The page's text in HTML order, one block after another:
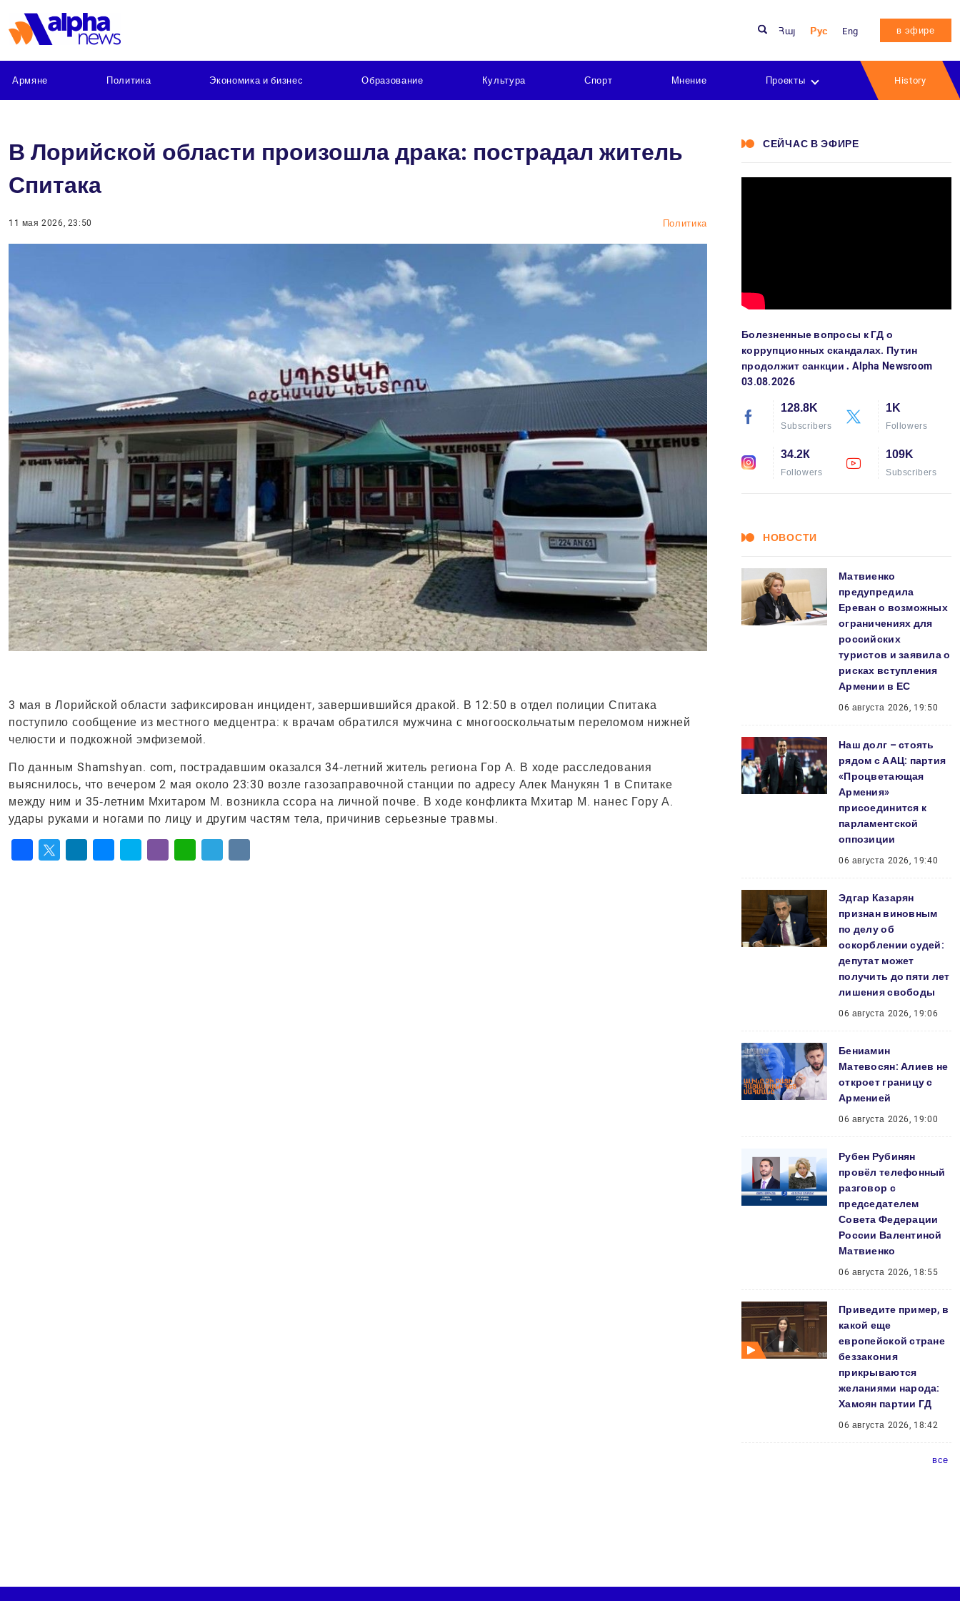
Հայ Рус Eng в эфире
Армяне Политика Экономика и бизнес Образование Культура Спорт Мнение Проекты History
В Лорийской области произошла драка: пострадал житель
Спитака
11 мая 2026, 23:50 Политика
3 мая в Лорийской области зафиксирован инцидент, завершившийся дракой. В 12:50 в отдел полиции Спитака
поступило сообщение из местного медцентра: к врачам обратился мужчина с многооскольчатым переломом нижней
челюсти и подкожной эмфиземой.
По данным Shamshyan. com, пострадавшим оказался 34‑летний житель региона Гор А. В ходе расследования
выяснилось, что вечером 2 мая около 23:30 возле газозаправочной станции по адресу Алек Манукян 1 в Спитаке
между ним и 35‑летним Мхитаром М. возникла ссора на личной почве. В ходе конфликта Мхитар М. нанес Гору А.
удары руками и ногами по лицу и другим частям тела, причинив серьезные травмы.
СЕЙЧАС В ЭФИРЕ
Болезненные вопросы к ГД о
коррупционных скандалах. Путин
продолжит санкции․ Alpha Newsroom
03.08.2026
128.8K
Subscribers
1K
Followers
34.2К
Followers
109K
Subscribers
НОВОСТИ
Матвиенко
предупредила
Ереван о возможных
ограничениях для
российских
туристов и заявила о
рисках вступления
Армении в ЕС
06 августа 2026, 19:50
Наш долг – стоять
рядом с ААЦ: партия
«Процветающая
Армения»
присоединится к
парламентской
оппозиции
06 августа 2026, 19:40
Эдгар Казарян
признан виновным
по делу об
оскорблении судей:
депутат может
получить до пяти лет
лишения свободы
06 августа 2026, 19:06
Бениамин
Матевосян: Алиев не
откроет границу с
Арменией
06 августа 2026, 19:00
Рубен Рубинян
провёл телефонный
разговор с
председателем
Совета Федерации
России Валентиной
Матвиенко
06 августа 2026, 18:55
Приведите пример, в
какой еще
европейской стране
беззакония
прикрываются
желаниями народа:
Хамоян партии ГД
06 августа 2026, 18:42
все